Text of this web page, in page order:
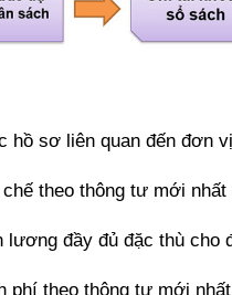
hồ sơ liên quan đến đơn
theo thông tư mới nhất
lương đầy đủ đặc thù cho
phí theo thông tư mới nhất